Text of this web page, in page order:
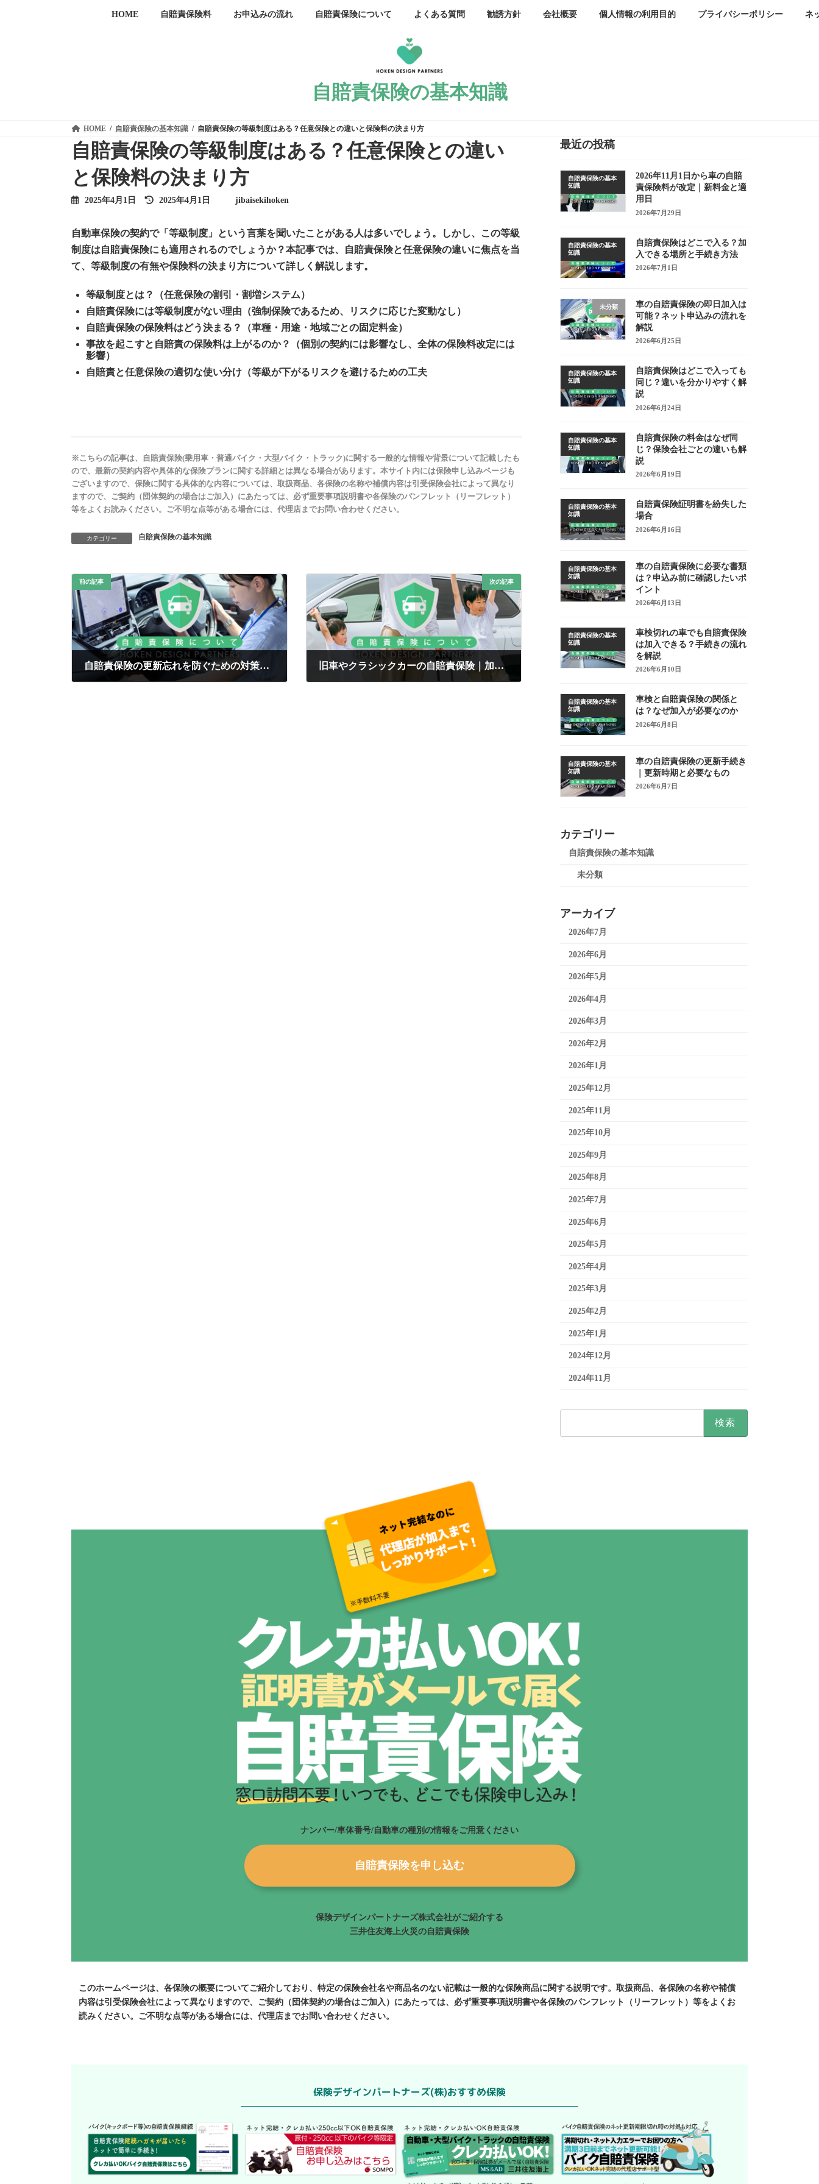
HOME 自賠責保険料 お申込みの流れ 自賠責保険について よくある質問 勧誘方針 会社概要 個人情報の利用目的 プライバシーポリシー ネ
自賠責保険の基本知識
HOME 自賠責保険の基本知識 自賠責保険の等級制度はある？任意保険との違いと保険料の決まり方
自賠責保険の等級制度はある？任意保険との違い
と保険料の決まり方
2025年4月1日
最
新
時
2025年4月1日 jibaisekihoken
自動車保険の契約で「等級制度」という言葉を聞いたことがある人は多いでしょう。しかし、この等級
制度は自賠責保険にも適用されるのでしょうか？本記事では、自賠責保険と任意保険の違いに焦点を当
て、等級制度の有無や保険料の決まり方について詳しく解説します。
等級制度とは？
（任意保険の割引・割増システム）
自賠責保険には等級制度がない理由 （強制保険であるため、リスクに応じた変動なし）
自賠責保険の保険料はどう決まる？
（車種・用途・地域ごとの固定料金）
事故を起こすと自賠責の保険料は上がるのか？
（個別の契約には影響なし、全体の保険料改定には
影響）
自賠責と任意保険の適切な使い分け （等級が下がるリスクを避けるための工夫
※こちらの記事は、自賠責保険(乗用車・普通バイク・大型バイク・トラック)に関する一般的な情報や背景について記載したも
ので、最新の契約内容や具体的な保険プランに関する詳細とは異なる場合があります。本サイト内には保険申し込みページも
ございますので、保険に関する具体的な内容については、取扱商品、各保険の名称や補償内容は引受保険会社によって異なり
ますので、ご契約（団体契約の場合はご加入）にあたっては、必ず重要事項説明書や各保険のパンフレット（リーフレット）
等をよくお読みください。ご不明な点等がある場合には、代理店までお問い合わせください。
カテゴリー 自賠責保険の基本知識
前の記事
自賠責保険の更新忘れを防ぐための対策とリマインダー方法
次の記事
旧車やクラシックカーの自賠責保険｜加入時の注意点と費用の違い
最近の投稿
自賠責保険の基本
知識
2026年11月1日から車の自賠
責保険料が改定｜新料金と適
用日
2026年7月29日
自賠責保険の基本
知識
自賠責保険はどこで入る？加
入できる場所と手続き方法
2026年7月1日
未分類
車の自賠責保険の即日加入は
可能？ネット申込みの流れを
解説
2026年6月25日
自賠責保険の基本
知識
自賠責保険はどこで入っても
同じ？違いを分かりやすく解
説
2026年6月24日
自賠責保険の基本
知識
自賠責保険の料金はなぜ同
じ？保険会社ごとの違いも解
説
2026年6月19日
自賠責保険の基本
知識
自賠責保険証明書を紛失した
場合
2026年6月16日
自賠責保険の基本
知識
車の自賠責保険に必要な書類
は？申込み前に確認したいポ
イント
2026年6月13日
自賠責保険の基本
知識
車検切れの車でも自賠責保険
は加入できる？手続きの流れ
を解説
2026年6月10日
自賠責保険の基本
知識
車検と自賠責保険の関係と
は？なぜ加入が必要なのか
2026年6月8日
自賠責保険の基本
知識
車の自賠責保険の更新手続き
｜更新時期と必要なもの
2026年6月7日
カテゴリー
自賠責保険の基本知識
未分類
アーカイブ
2026年7月
2026年6月
2026年5月
2026年4月
2026年3月
2026年2月
2026年1月
2025年12月
2025年11月
2025年10月
2025年9月
2025年8月
2025年7月
2025年6月
2025年5月
2025年4月
2025年3月
2025年2月
2025年1月
2024年12月
2024年11月
ナンバー/車体番号/自動車の種別の情報をご用意ください
自賠責保険を申し込む
保険デザインパートナーズ株式会社がご紹介する
三井住友海上火災の自賠責保険
このホームページは、各保険の概要についてご紹介しており、特定の保険会社名や商品名のない記載は一般的な保険商品に関する説明です。取扱商品、各保険の名称や補償
内容は引受保険会社によって異なりますので、ご契約（団体契約の場合はご加入）にあたっては、必ず重要事項説明書や各保険のパンフレット（リーフレット）等をよくお
読みください。ご不明な点等がある場合には、代理店までお問い合わせください。